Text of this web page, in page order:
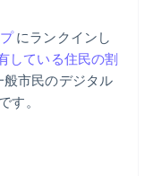
にランクインし
している住民の割
市民のデジタル
す。